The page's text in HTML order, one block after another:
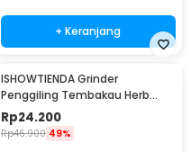
+ Keranjang
ISHOWTIENDA Grinder
Penggiling Tembakau Herb
Crusher Magnetic 3 Layer -
LST-24
Rp24.200
Rp46.900 49%